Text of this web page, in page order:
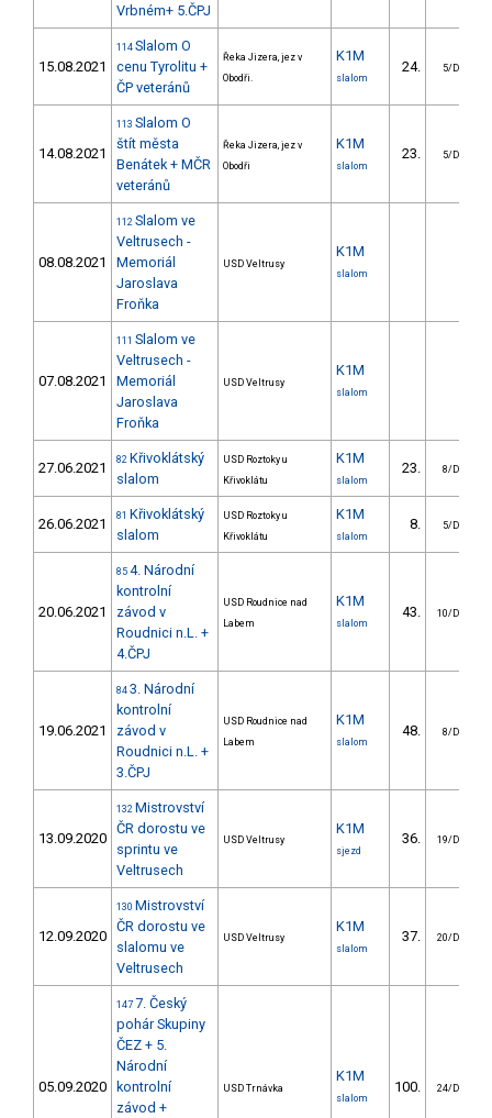
Vrbném+ 5.ČPJ
15.08.2021
114 Slalom O
cenu Tyrolitu +
ČP veteránů
Řeka Jizera, jez v
Obodři.
K1M
slalom
24. 5/DM
14.08.2021
113 Slalom O
štít města
Benátek + MČR
veteránů
Řeka Jizera, jez v
Obodři
K1M
slalom
23. 5/DM
08.08.2021
112 Slalom ve
Veltrusech -
Memoriál
Jaroslava
Froňka
USD Veltrusy
K1M
slalom
07.08.2021
111 Slalom ve
Veltrusech -
Memoriál
Jaroslava
Froňka
USD Veltrusy
K1M
slalom
27.06.2021 82 Křivoklátský
slalom
USD Roztoky u
Křivoklátu
K1M
slalom
23. 8/DM
26.06.2021 81 Křivoklátský
slalom
USD Roztoky u
Křivoklátu
K1M
slalom
8. 5/DM
20.06.2021
85 4. Národní
kontrolní
závod v
Roudnici n.L. +
4.ČPJ
USD Roudnice nad
Labem
K1M
slalom
43. 10/DM
19.06.2021
84 3. Národní
kontrolní
závod v
Roudnici n.L. +
3.ČPJ
USD Roudnice nad
Labem
K1M
slalom
48. 8/DM
13.09.2020
132 Mistrovství
ČR dorostu ve
sprintu ve
Veltrusech
USD Veltrusy
K1M
sjezd
36. 19/DM
12.09.2020
130 Mistrovství
ČR dorostu ve
slalomu ve
Veltrusech
USD Veltrusy
K1M
slalom
37. 20/DM
05.09.2020
147 7. Český
pohár Skupiny
ČEZ + 5.
Národní
kontrolní
závod +
USD Trnávka
K1M
slalom
100. 24/DM